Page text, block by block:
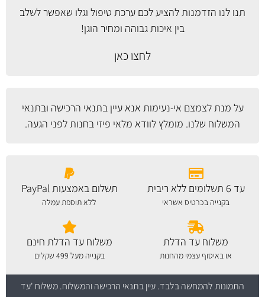
תנו לנו הזדמנות להציע לכם ערכת טיפול וגלו שאפשר לשלב
בין איכות גבוהה ומחיר הוגן!
לחצו כאן
על מנת לצמצם אי-נעימות אנא עייןבתנאי הרכישה ובתנאי
המשלוח שלנו. מומלץ לוודא מלאי פיזי בחנות לפני הגעה.
עד 6 תשלומים ללא ריבית
בקנייה בכרטיס אשראי
תשלום באמצעות PayPal
ללא תוספת עמלה
משלוח עד הדלת
או באיסוף עצמי מהחנות
משלוח עד הדלת חינם
בקנייה מעל 499 שקלים
התמונות להמחשה בלבד.עיין בתנאי הרכישה והמשלוח. משלוח 'עד